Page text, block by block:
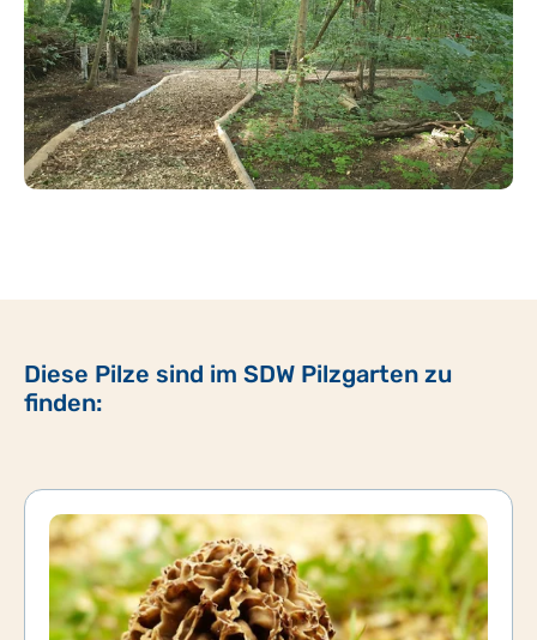
Diese Pilze sind im SDW Pilzgarten zu
finden: